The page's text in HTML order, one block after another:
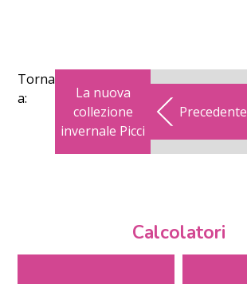
Torna
a:
La nuova
collezione
invernale Picci
Precedente
Calcolatori